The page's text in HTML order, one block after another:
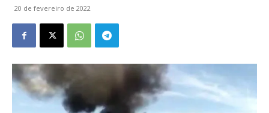
20 de fevereiro de 2022